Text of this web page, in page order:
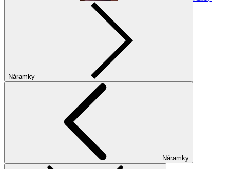
Náramky
Náramky